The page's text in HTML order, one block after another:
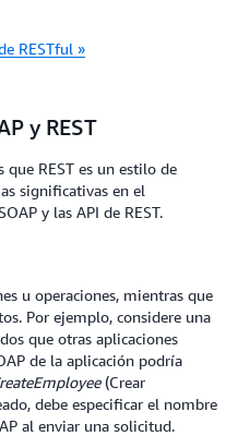
RESTful »
y REST
REST es un estilo de
significativas en el
y las API de REST.
u operaciones, mientras que
Por ejemplo, considere una
que otras aplicaciones
de la aplicación podría
(Crear
debe especificar el nombre
al enviar una solicitud.